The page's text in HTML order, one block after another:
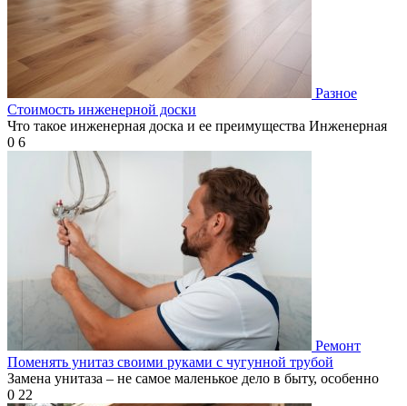
Разное
Стоимость инженерной доски
Что такое инженерная доска и ее преимущества Инженерная
0 6
Ремонт
Поменять унитаз своими руками с чугунной трубой
Замена унитаза – не самое маленькое дело в быту, особенно
0 22